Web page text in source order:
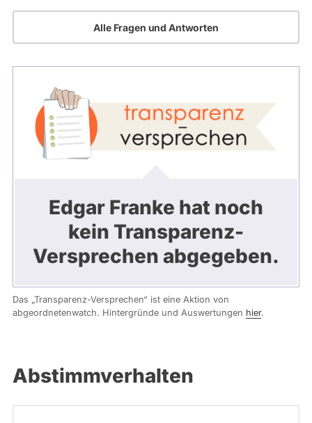
Alle Fragen und Antworten
Edgar Franke hat noch
kein Transparenz-
Versprechen abgegeben.
Das „Transparenz-Versprechen“ ist eine Aktion von
abgeordnetenwatch. Hintergründe und Auswertungen hier.
Abstimmverhalten